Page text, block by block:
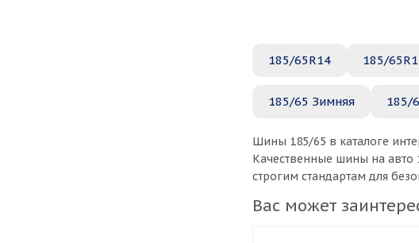
185/65R14 185/
185/65 Зимняя 185/
Шины 185/65 в каталоге
Качественные шины на авто
строгим стандартам для
Вас может